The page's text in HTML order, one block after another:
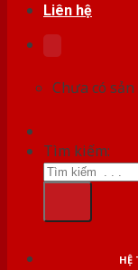
Liên hệ
Chưa có
Tìm kiếm:
HỆ